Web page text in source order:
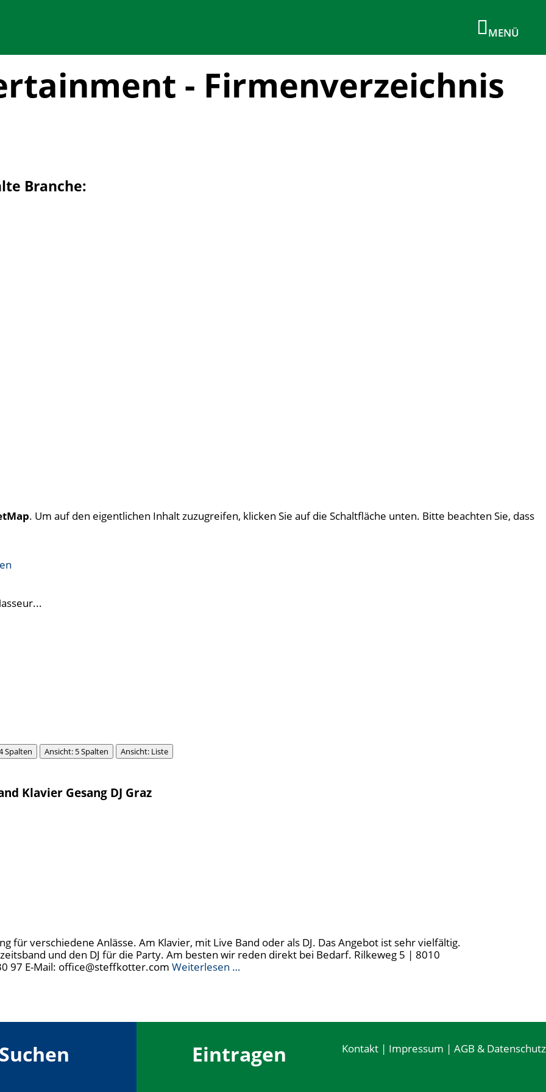
- Firmenverzeichnis
Branche:
. Um auf den eigentlichen Inhalt zuzugreifen, klicken Sie auf die Schaltfläche unten. Bitte beachten Sie, dass
Spalten Ansicht: 5 Spalten Ansicht: Liste
Klavier Gesang DJ Graz
für verschiedene Anlässe. Am Klavier, mit Live Band oder als DJ. Das Angebot ist sehr vielfältig.
und den DJ für die Party. Am besten wir reden direkt bei Bedarf. Rilkeweg 5 | 8010
97 E-Mail: office@steffkotter.com Weiterlesen …
Suchen Eintragen Kontakt| Impressum | AGB & Datenschutz